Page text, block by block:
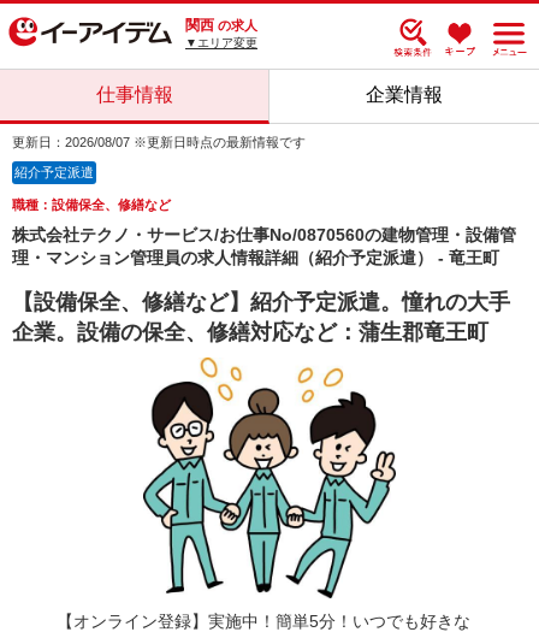
関西 の求人
▼エリア変更
仕事情報 企業情報
更新日：2026/08/07 ※更新日時点の最新情報です
紹介予定派遣
職種：設備保全、修繕など
株式会社テクノ・サービス/お仕事No/0870560の建物管理・設備管
理・マンション管理員の求人情報詳細（紹介予定派遣） - 竜王町
【設備保全、修繕など】紹介予定派遣。憧れの大手
企業。設備の保全、修繕対応など：蒲生郡竜王町
【オンライン登録】実施中！簡単5分！いつでも好きな